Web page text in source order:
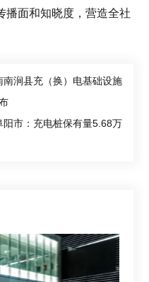
播面和知晓度，营造全社
南涧县充（换）电基础设施
市：充电桩保有量5.68万